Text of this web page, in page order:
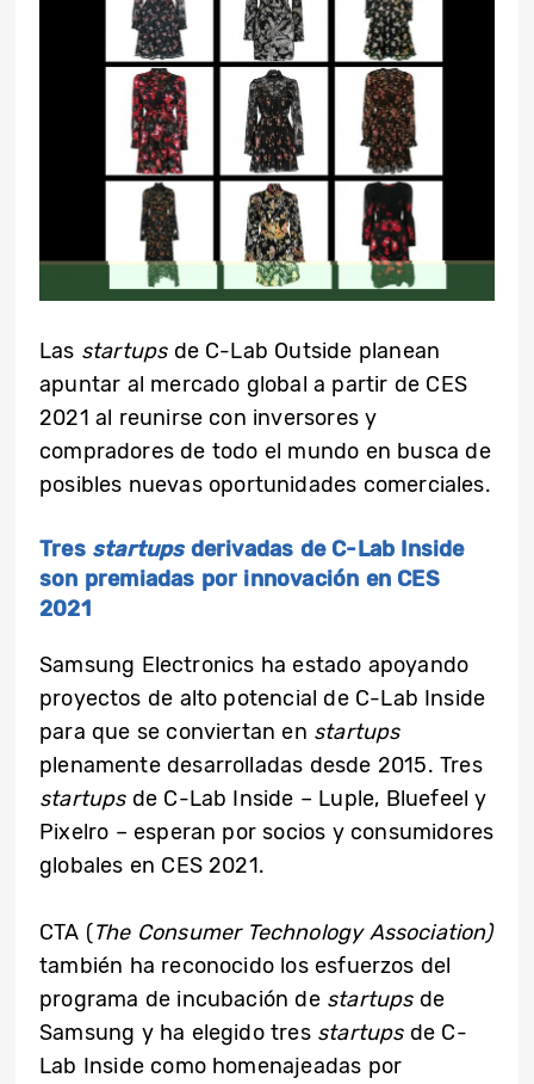
Las startups de C-Lab Outside planean
apuntar al mercado global a partir de CES
2021 al reunirse con inversores y
compradores de todo el mundo en busca de
posibles nuevas oportunidades comerciales.
Tres startupsderivadas de C-Lab Inside
son premiadas por innovación en CES
2021
Samsung Electronics ha estado apoyando
proyectos de alto potencial de C-Lab Inside
para que se conviertan en startups
plenamente desarrolladas desde 2015. Tres
startupsde C-Lab Inside – Luple, Bluefeel y
Pixelro – esperan por socios y consumidores
globales en CES 2021.
CTA (The Consumer Technology Association)
también ha reconocido los esfuerzos del
programa de incubación de startupsde
Samsung y ha elegido tresstartupsde C-
Lab Inside como homenajeadas por